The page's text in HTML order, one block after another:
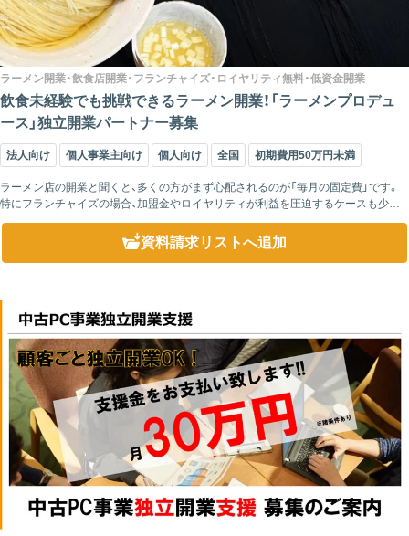
ラーメン開業・飲食店開業・フランチャイズ・ロイヤリティ無料・低資金開業
飲食未経験でも挑戦できるラーメン開業！「ラーメンプロデュ
ース」独立開業パートナー募集
法人向け 個人事業主向け 個人向け 全国 初期費用50万円未満
ラーメン店の開業と聞くと、多くの方がまず心配されるのが「毎月の固定費」です。
特にフランチャイズの場合、加盟金やロイヤリティが利益を圧迫するケースも少な
くありません。 当ビジネスでは、加盟金0円・加盟保証金0円・研修費0円・ロイヤリ...
資料請求リストへ追加